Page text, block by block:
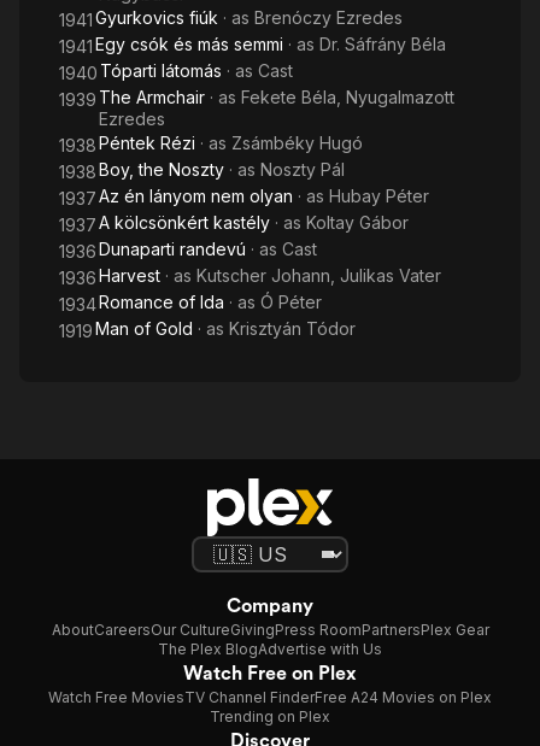
1941Gyurkovics fiúk · as Brenóczy Ezredes
1941Egy csók és más semmi · as Dr. Sáfrány Béla
1940 Tóparti látomás · as Cast
1939 The Armchair · as Fekete Béla, Nyugalmazott
Ezredes
1938Péntek Rézi · as Zsámbéky Hugó
1938Boy, the Noszty · as Noszty Pál
1937Az én lányom nem olyan · as Hubay Péter
1937A kölcsönkért kastély · as Koltay Gábor
1936Dunaparti randevú · as Cast
1936Harvest · as Kutscher Johann, Julikas Vater
1934Romance of Ida · as Ó Péter
1919Man of Gold · as Krisztyán Tódor
Company
AboutCareersOur CultureGivingPress RoomPartnersPlex Gear
The Plex BlogAdvertise with Us
Watch Free on Plex
Watch Free MoviesTV Channel FinderFree A24 Movies on Plex
Trending on Plex
Discover